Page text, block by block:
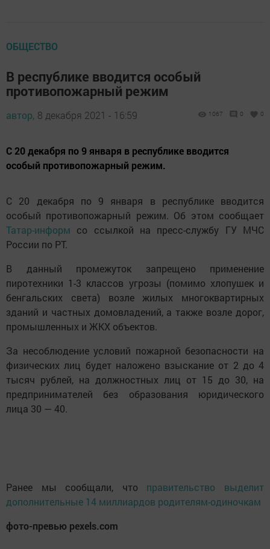
ОБЩЕСТВО
В республике вводится особый
противопожарный режим
автор, 8 декабря 2021 - 16:59 1067 0 0
С 20 декабря по 9 января в республике вводится
особый противопожарный режим.
С 20 декабря по 9 января в республике вводится
особый противопожарный режим. Об этом сообщает
Татар-информ со ссылкой на пресс-службу ГУ МЧС
России по РТ.
В данный промежуток запрещено применение
пиротехники 1-3 классов угрозы (помимо хлопушек и
бенгальских света) возле жилых многоквартирных
зданий и частных домовладений, а также возле дорог,
промышленных и ЖКХ объектов.
За несоблюдение условий пожарной безопасности на
физических лиц будет наложено взыскание от 2 до 4
тысяч рублей, на должностных лиц от 15 до 30, на
предпринимателей без образования юридического
лица 30 — 40.
Ранее мы сообщали, что правительство выделит
дополнительные 14 миллиардов родителям-одиночкам
фото-превью pexels.com